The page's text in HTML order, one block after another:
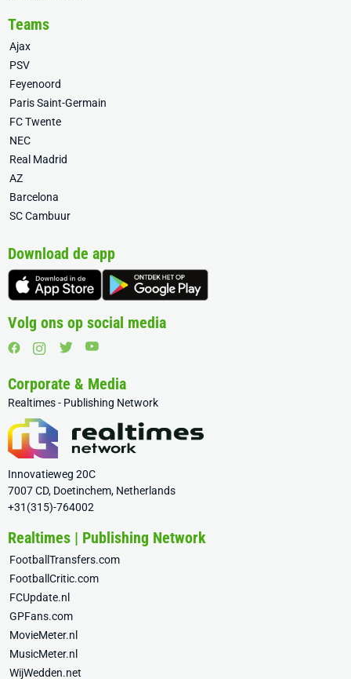
Teams
Ajax
PSV
Feyenoord
Paris Saint-Germain
FC Twente
NEC
Real Madrid
AZ
Barcelona
SC Cambuur
Download de app
Volg ons op social media
Corporate & Media
Realtimes - Publishing Network
Innovatieweg 20C
7007 CD, Doetinchem, Netherlands
+31(315)-764002
Realtimes | Publishing Network
FootballTransfers.com
FootballCritic.com
FCUpdate.nl
GPFans.com
MovieMeter.nl
MusicMeter.nl
WijWedden.net